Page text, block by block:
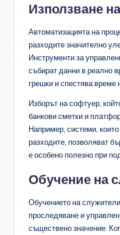
Използване
Автоматизацията на
разходите значително
Инструменти за
събират данни в реално
грешки и спестява време
Изборът на софтуер,
банкови сметки и
Например, системи,
разходите, позволяват
е особено полезно при
Обучение на
Обучението на
проследяване и
съществено значение.